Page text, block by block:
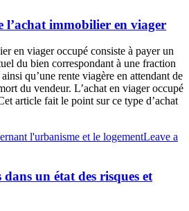
l’achat immobilier en viager
en viager occupé consiste à payer un
du bien correspondant à une fraction
qu’une rente viagère en attendant de
du vendeur. L’achat en viager occupé
article fait le point sur ce type d’achat
l'urbanisme et le logementLeave a
un état des risques et